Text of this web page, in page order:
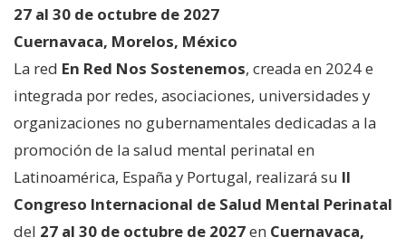
27 al 30 de octubre de 2027
Cuernavaca, Morelos, México
La red En Red Nos Sostenemos, creada en 2024 e
integrada por redes, asociaciones, universidades y
organizaciones no gubernamentales dedicadas a la
promoción de la salud mental perinatal en
Latinoamérica, España y Portugal, realizará su II
Congreso Internacional de Salud Mental Perinatal
del 27 al 30 de octubre de 2027en Cuernavaca,